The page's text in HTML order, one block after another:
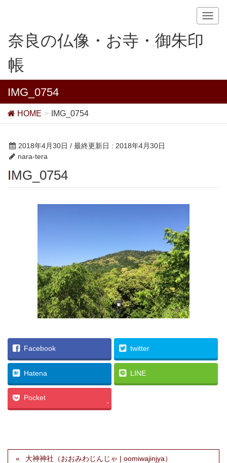
T
v
奈良の仏像・お寺・御朱印
帳
IMG_0754
HOME IMG_0754
2018年4月30日 / 最終更新日 : 2018年4月30日
nara-tera
IMG_0754
Facebook twitter
Hatena LINE
Pocket
-
大神神社（おおみわじんじゃ | oomiwajinjya）